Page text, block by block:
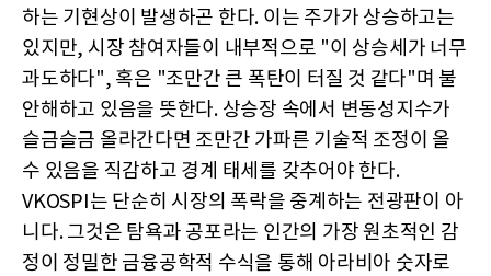
하는 기현상이 발생하곤 한다. 이는 주가가 상승하고는
있지만, 시장 참여자들이 내부적으로 "이 상승세가 너무
과도하다", 혹은 "조만간 큰 폭탄이 터질 것 같다"며 불
안해하고 있음을 뜻한다. 상승장 속에서 변동성지수가
슬금슬금 올라간다면 조만간 가파른 기술적 조정이 올
수 있음을 직감하고 경계 태세를 갖추어야 한다.
VKOSPI는 단순히 시장의 폭락을 중계하는 전광판이 아
니다. 그것은 탐욕과 공포라는 인간의 가장 원초적인 감
정이 정밀한 금융공학적 수식을 통해 아라비아 숫자로